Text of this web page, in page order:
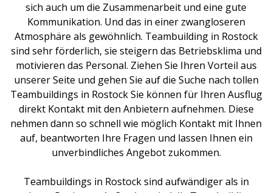
sich auch um die Zusammenarbeit und eine gute
Kommunikation. Und das in einer zwangloseren
Atmosphäre als gewöhnlich. Teambuildingin Rostock
sind sehr förderlich, sie steigern das Betriebsklima und
motivieren das Personal. Ziehen Sie Ihren Vorteil aus
unserer Seite und gehen Sie auf die Suche nach tollen
Teambuildings in Rostock Sie können für Ihren Ausflug
direkt Kontakt mit den Anbietern aufnehmen. Diese
nehmen dann so schnell wie möglich Kontakt mit Ihnen
auf, beantworten Ihre Fragen und lassen Ihnen ein
unverbindliches Angebot zukommen.
Teambuildings in Rostock sind aufwändiger als in